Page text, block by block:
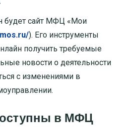
будет сайт МФЦ «Мои
). Его инструменты
получить требуемые
новости о деятельности
с изменениями в
в МФЦ